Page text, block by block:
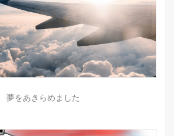
夢をあきらめました